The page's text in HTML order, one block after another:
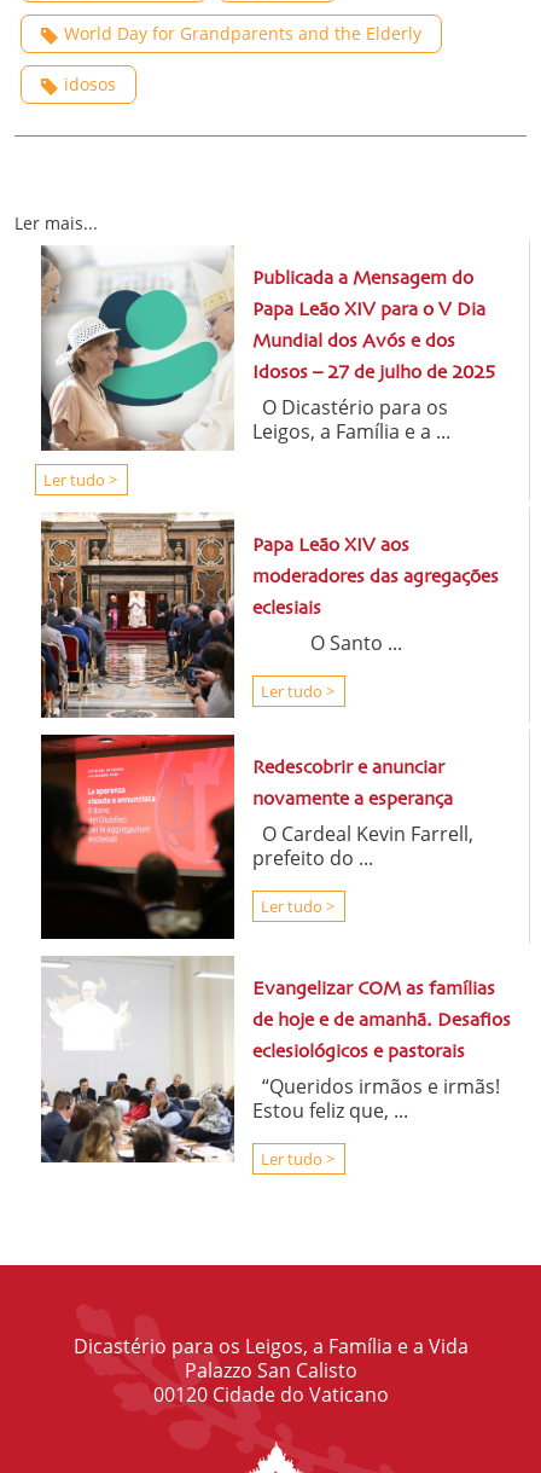
World Day for Grandparents and the Elderly
idosos
Ler mais...
Publicada a Mensagem do
Papa Leão XIV para o V Dia
Mundial dos Avós e dos
Idosos – 27 de julho de 2025
O Dicastério para os
Leigos, a Família e a ...
Ler tudo >
Papa Leão XIV aos
moderadores das agregações
eclesiais
O Santo ...
Ler tudo >
Redescobrir e anunciar
novamente a esperança
O Cardeal Kevin Farrell,
prefeito do ...
Ler tudo >
Evangelizar COM as famílias
de hoje e de amanhã. Desafios
eclesiológicos e pastorais
“Queridos irmãos e irmãs!
Estou feliz que, ...
Ler tudo >
Dicastério para os Leigos, a Família e a Vida
Palazzo San Calisto
00120 Cidade do Vaticano